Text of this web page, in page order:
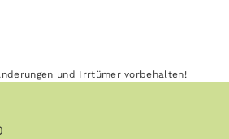
und Irrtümer vorbehalten!